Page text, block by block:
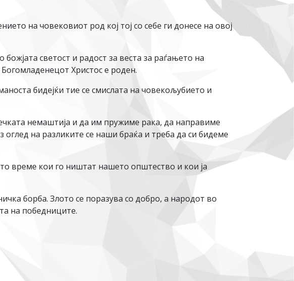
на човековиот род кој тој со себе ги донесе на овој
светост и радост за веста за раѓањето на
Христос е роден.
бидејќи тие се смислата на човекољубието и
немаштија и да им пружиме рака, да направиме
на разликите се наши браќа и треба да си бидеме
време кои го ништат нашето општество и кои ја
борба. Злото се поразува со добро, а народот во
на победниците.